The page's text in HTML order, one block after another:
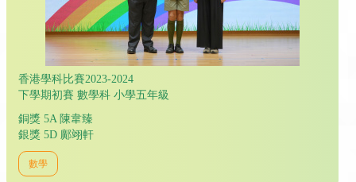
香港學科比賽2023-2024
下學期初賽 數學科 小學五年級
銅獎 5A 陳韋臻
銀獎 5D 鄺翊軒
數學